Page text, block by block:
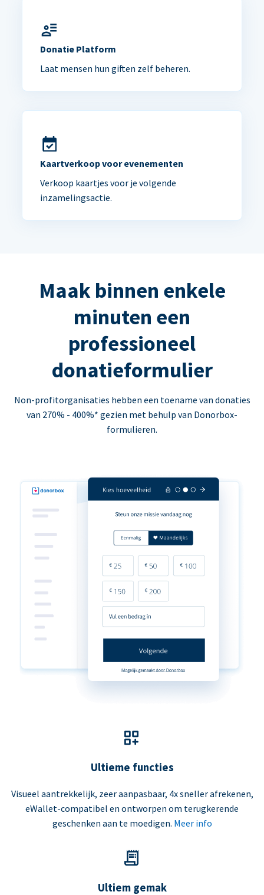
Donatie Platform
Laat mensen hun giften zelf beheren.
Kaartverkoop voor evenementen
Verkoop kaartjes voor je volgende
inzamelingsactie.
Maak binnen enkele
minuten een
professioneel
donatieformulier
Non-profitorganisaties hebben een toename van donaties
van 270% - 400%* gezien met behulp van Donorbox-
formulieren.
Ultieme functies
Visueel aantrekkelijk, zeer aanpasbaar, 4x sneller afrekenen,
eWallet-compatibel en ontworpen om terugkerende
geschenken aan te moedigen. Meer info
Ultiem gemak